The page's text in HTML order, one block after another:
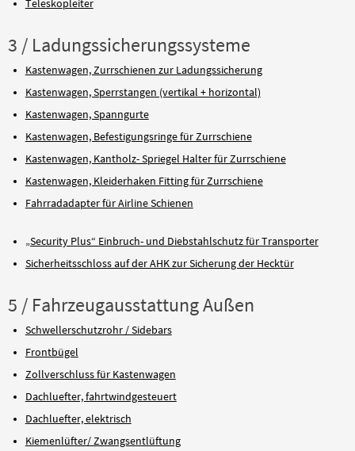
Teleskopleiter
3 / Ladungssicherungssysteme
Kastenwagen, Zurrschienen zur Ladungssicherung
Kastenwagen, Sperrstangen (vertikal + horizontal)
Kastenwagen, Spanngurte
Kastenwagen, Befestigungsringe für Zurrschiene
Kastenwagen, Kantholz- Spriegel Halter für Zurrschiene
Kastenwagen, Kleiderhaken Fitting für Zurrschiene
Fahrradadapter für Airline Schienen
„Security Plus“ Einbruch- und Diebstahlschutz für Transporter
Sicherheitsschloss auf der AHK zur Sicherung der Hecktür
5 / Fahrzeugausstattung Außen
Schwellerschutzrohr / Sidebars
Frontbügel
Zollverschluss für Kastenwagen
Dachluefter, fahrtwindgesteuert
Dachluefter, elektrisch
Kiemenlüfter/ Zwangsentlüftung